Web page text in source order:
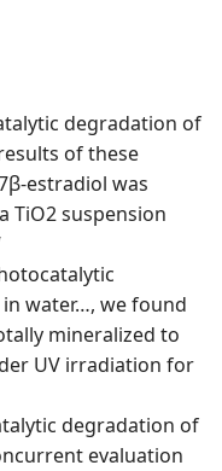
degradation of
of these
estradiol was
TiO2 suspension
water…, we found
mineralized to
UV irradiation for
degradation of
evaluation